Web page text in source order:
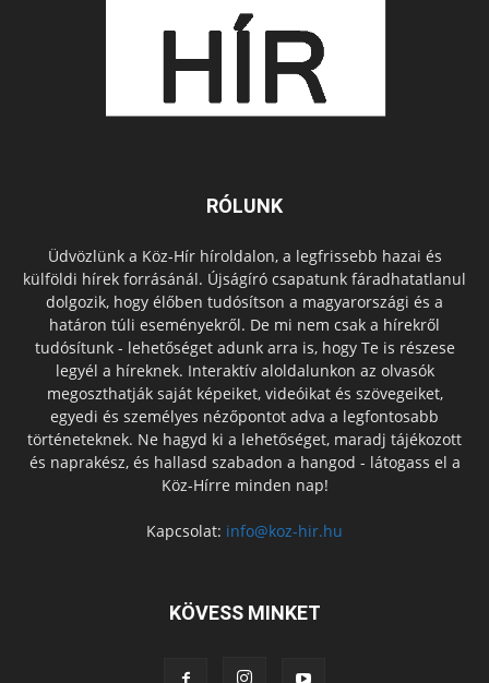
RÓLUNK
Üdvözlünk a Köz-Hír híroldalon, a legfrissebb hazai és
külföldi hírek forrásánál. Újságíró csapatunk fáradhatatlanul
dolgozik, hogy élőben tudósítson a magyarországi és a
határon túli eseményekről. De mi nem csak a hírekről
tudósítunk - lehetőséget adunk arra is, hogy Te is részese
legyél a híreknek. Interaktív aloldalunkon az olvasók
megoszthatják saját képeiket, videóikat és szövegeiket,
egyedi és személyes nézőpontot adva a legfontosabb
történeteknek. Ne hagyd ki a lehetőséget, maradj tájékozott
és naprakész, és hallasd szabadon a hangod - látogass el a
Köz-Hírre minden nap!
Kapcsolat: info@koz-hir.hu
KÖVESS MINKET